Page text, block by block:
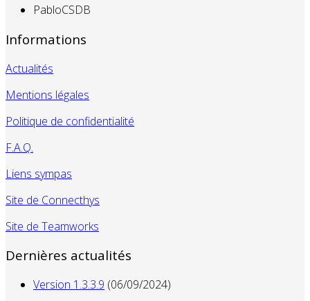
PabloCSDB
Informations
Actualités
Mentions légales
Politique de confidentialité
F.A.Q.
Liens sympas
Site de Connecthys
Site de Teamworks
Dernières actualités
Version 1.3.3.9 (06/09/2024)